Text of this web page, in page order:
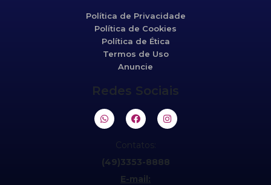
Política de Privacidade
Política de Cookies
Política de Ética
Termos de Uso
Anuncie
Redes Sociais
Contatos:
(49)3353-8888
E-mail: